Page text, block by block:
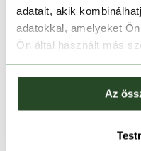
adatait, akik
adatokkal, amelyeket
Ön által használt más
Az
Méret:
XS S M
Melyik